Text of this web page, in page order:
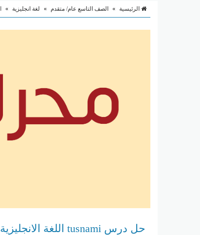
الرئيسية » الصف التاسع عام/ متقدم » لغة انجليزية »
حل درس tusnami اللغة الانجليزية الصف التاسع